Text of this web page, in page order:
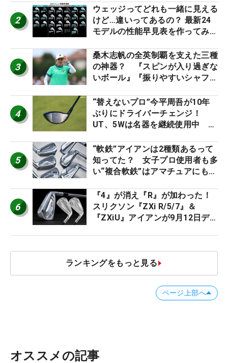
2
ウェッジってどれも一緒に見える
けど…違いってあるの？ 最新24
モデルの性能早見表を作ってみ
3
桑木志帆の全英制覇を支えた三種
の神器？ 『スピンが入り過ぎな
いボール』『振りやすいシャフ
ー』 #女子プロセッティング
4
“替えないプロ”今平周吾が10年
ぶりにドライバーチェンジ！
UT、5Wは名器を継続使用中 #
5
“軟鉄”アイアンは2種類あるって
知ってた？ 女子プロ使用者も多
い“複合軟鉄”はアマチュアにもオ
6
『4』が消え『R』が加わった！
スリクソン『ZXi R/5/7』＆
『ZXiU』アイアンが9月12日デ
ランキングをもっと見る
ページ上部へ
オススメの記事